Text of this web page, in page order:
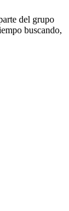
del grupo
buscando,